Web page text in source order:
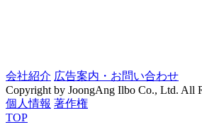
会社紹介 広告案内・お問い合わせ
Copyright by JoongAng Ilbo Co., Ltd. All
個人情報 著作権
TOP